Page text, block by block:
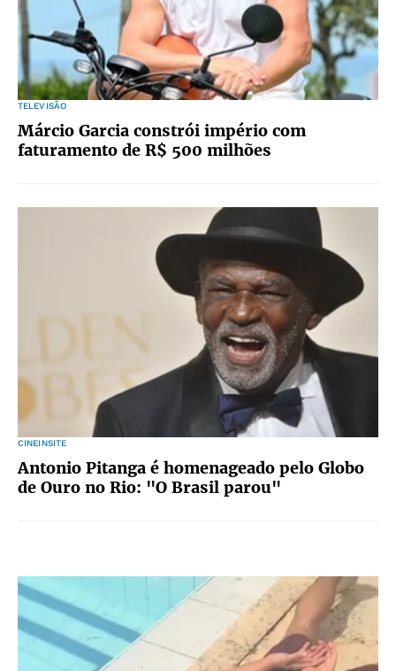
TELEVISÃO
Márcio Garcia constrói império com
faturamento de R$ 500 milhões
CINEINSITE
Antonio Pitanga é homenageado pelo Globo
de Ouro no Rio: "O Brasil parou"